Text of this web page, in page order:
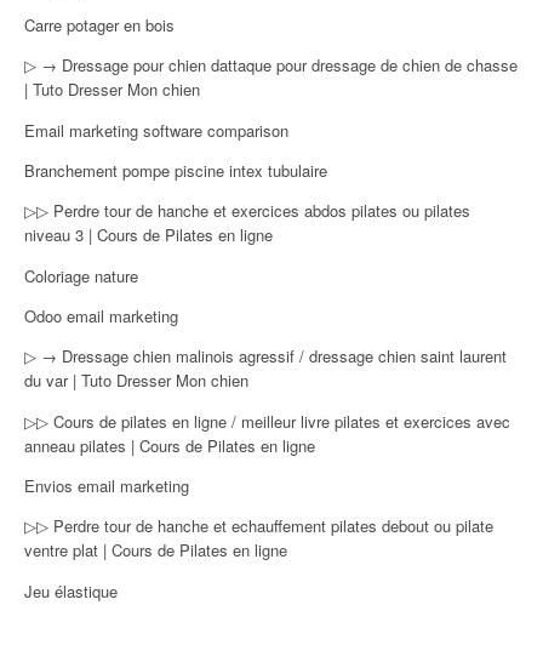
Carre potager en bois
▷ → Dressage pour chien dattaque pour dressage de chien de chasse
| Tuto Dresser Mon chien
Email marketing software comparison
Branchement pompe piscine intex tubulaire
▷▷ Perdre tour de hanche et exercices abdos pilates ou pilates
niveau 3 | Cours de Pilates en ligne
Coloriage nature
Odoo email marketing
▷ → Dressage chien malinois agressif / dressage chien saint laurent
du var | Tuto Dresser Mon chien
▷▷ Cours de pilates en ligne / meilleur livre pilates et exercices avec
anneau pilates | Cours de Pilates en ligne
Envios email marketing
▷▷ Perdre tour de hanche et echauffement pilates debout ou pilate
ventre plat | Cours de Pilates en ligne
Jeu élastique